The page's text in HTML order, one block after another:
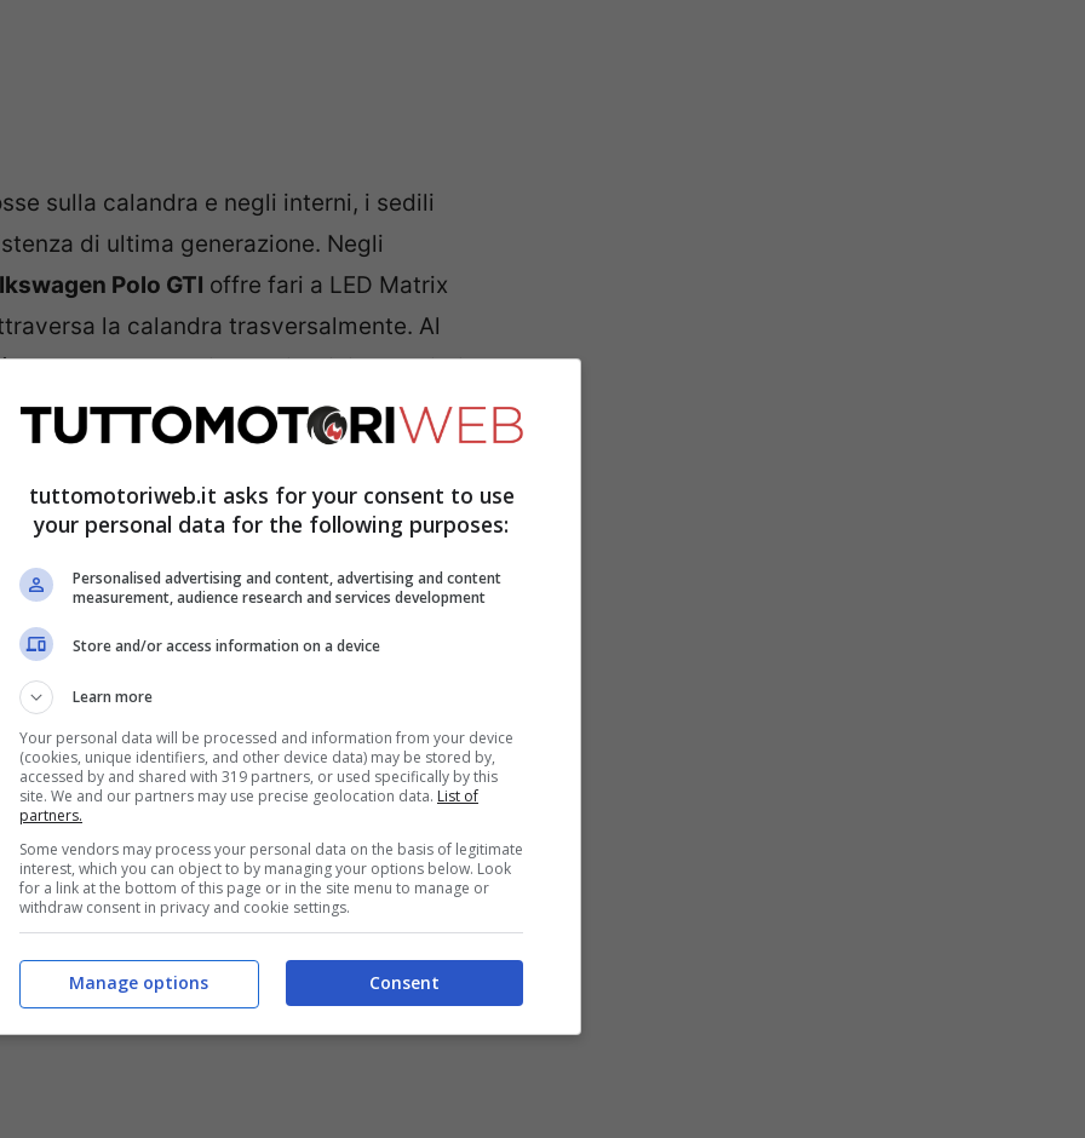
sulla calandra e negli interni, i sedili
di ultima generazione. Negli
Polo GTI offre fari a LED Matrix
la calandra trasversalmente. Al
rappresentata dai gruppi ottici posteriori a
integrati nei gruppi ottici. L’assetto risulta
dinamismo e comfort. La trazione
elettronico XDS che evita slittamenti ad
fine del 2021 ad un
sul mercato, Volkswagen offre nelle
benzina e gas metano in occasione
dellaNuova Polopartono da 18.700
formula finanziaria Progetto Valore
vincolato alla rottamazione di 1.500 Euro,
129 Euro al mese con anticipo di 2.050
tuttomotoriweb.it asks for your consent to use
your personal data for the following purposes:
Personalised advertising and content, advertising and content
measurement, audience research and services development
Store and/or access information on a device
Learn more
Your personal data will be processed and information from your device
(cookies, unique identifiers, and other device data) may be stored by,
accessed by and shared with 319 partners, or used specifically by this
site. We and our partners may use precise geolocation data. List of
partners.
Some vendors may process your personal data on the basis of legitimate
interest, which you can object to by managing your options below. Look
for a link at the bottom of this page or in the site menu to manage or
withdraw consent in privacy and cookie settings.
Consent
Manage options